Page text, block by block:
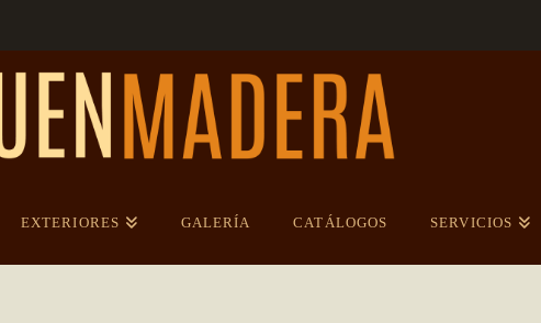
EXTERIORES GALERÍA CATÁLOGOS SERVICIOS